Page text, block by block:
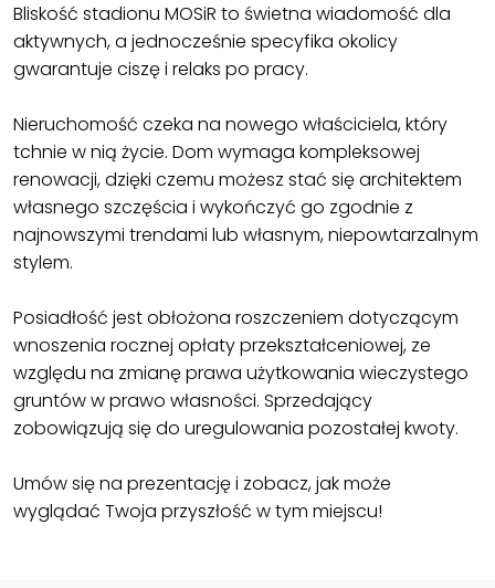
Bliskość stadionu MOSiR to świetna wiadomość dla
aktywnych, a jednocześnie specyfika okolicy
gwarantuje ciszę i relaks po pracy.
Nieruchomość czeka na nowego właściciela, który
tchnie w nią życie. Dom wymaga kompleksowej
renowacji, dzięki czemu możesz stać się architektem
własnego szczęścia i wykończyć go zgodnie z
najnowszymi trendami lub własnym, niepowtarzalnym
stylem.
Posiadłość jest obłożona roszczeniem dotyczącym
wnoszenia rocznej opłaty przekształceniowej, ze
względu na zmianę prawa użytkowania wieczystego
gruntów w prawo własności. Sprzedający
zobowiązują się do uregulowania pozostałej kwoty.
Umów się na prezentację i zobacz, jak może
wyglądać Twoja przyszłość w tym miejscu!